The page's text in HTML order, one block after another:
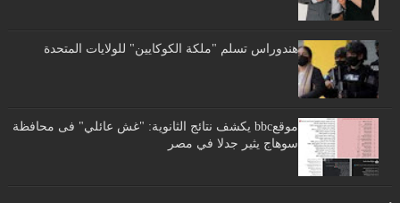
هندوراس تسلم "ملكة الكوكايين" للولايات المتحدة
موقعbbc يكشف نتائج الثانوية: "غش عائلي" فى محافظة
سوهاج يثير جدلا في مصر